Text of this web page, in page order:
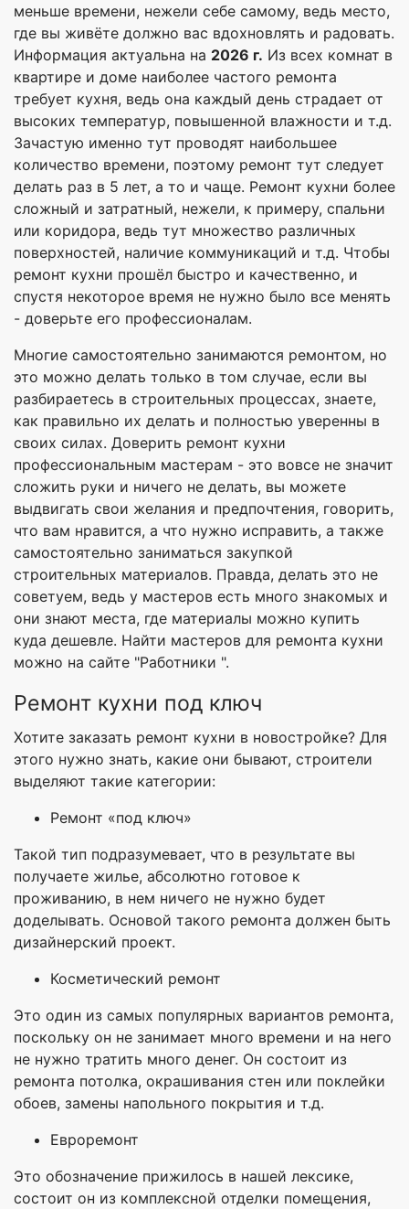
меньше времени, нежели себе самому, ведь место,
где вы живёте должно вас вдохновлять и радовать.
Информация актуальна на 2026 г. Из всех комнат в
квартире и доме наиболее частого ремонта
требует кухня, ведь она каждый день страдает от
высоких температур, повышенной влажности и т.д.
Зачастую именно тут проводят наибольшее
количество времени, поэтому ремонт тут следует
делать раз в 5 лет, а то и чаще. Ремонт кухни более
сложный и затратный, нежели, к примеру, спальни
или коридора, ведь тут множество различных
поверхностей, наличие коммуникаций и т.д. Чтобы
ремонт кухни прошёл быстро и качественно, и
спустя некоторое время не нужно было все менять
- доверьте его профессионалам.
Многие самостоятельно занимаются ремонтом, но
это можно делать только в том случае, если вы
разбираетесь в строительных процессах, знаете,
как правильно их делать и полностью уверенны в
своих силах. Доверить ремонт кухни
профессиональным мастерам - это вовсе не значит
сложить руки и ничего не делать, вы можете
выдвигать свои желания и предпочтения, говорить,
что вам нравится, а что нужно исправить, а также
самостоятельно заниматься закупкой
строительных материалов. Правда, делать это не
советуем, ведь у мастеров есть много знакомых и
они знают места, где материалы можно купить
куда дешевле. Найти мастеров для ремонта кухни
можно на сайте "Работники ".
Ремонт кухни под ключ
Хотите заказать ремонт кухни в новостройке? Для
этого нужно знать, какие они бывают, строители
выделяют такие категории:
Ремонт «под ключ»
Такой тип подразумевает, что в результате вы
получаете жилье, абсолютно готовое к
проживанию, в нем ничего не нужно будет
доделывать. Основой такого ремонта должен быть
дизайнерский проект.
Косметический ремонт
Это один из самых популярных вариантов ремонта,
поскольку он не занимает много времени и на него
не нужно тратить много денег. Он состоит из
ремонта потолка, окрашивания стен или поклейки
обоев, замены напольного покрытия и т.д.
Евроремонт
Это обозначение прижилось в нашей лексике,
состоит он из комплексной отделки помещения,